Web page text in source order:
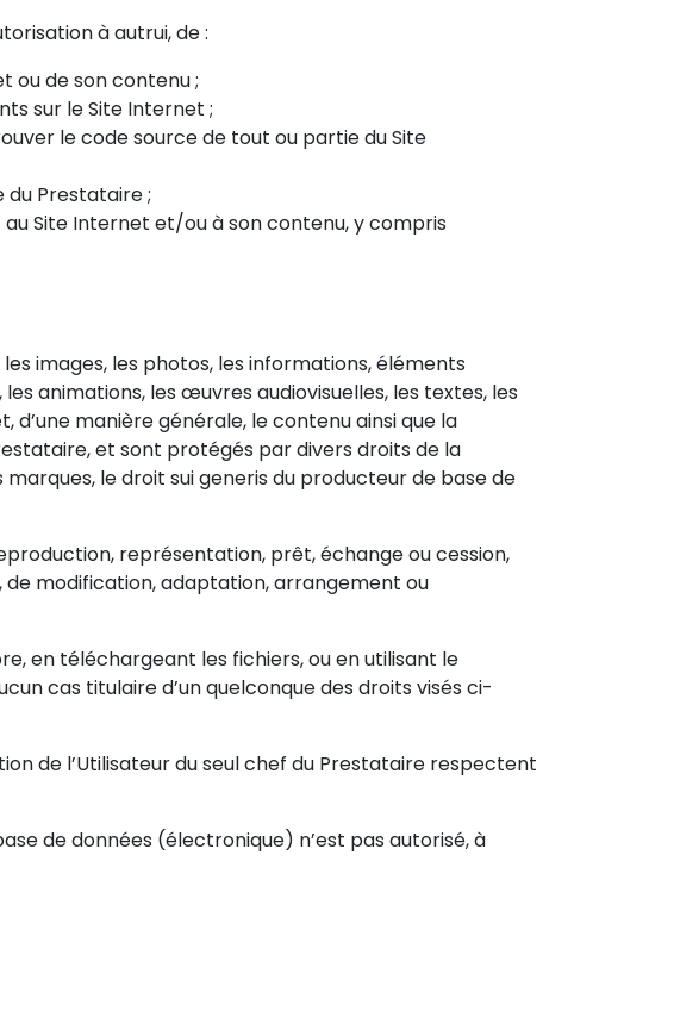
à autrui, de :
ou de son contenu ;
sur le Site Internet ;
le code source de tout ou partie du Site
Prestataire ;
Site Internet et/ou à son contenu, y compris
images, les photos, les informations, éléments
animations, les œuvres audiovisuelles, les textes, les
manière générale, le contenu ainsi que la
et sont protégés par divers droits de la
le droit sui generis du producteur de base de
représentation, prêt, échange ou cession,
modification, adaptation, arrangement ou
en téléchargeant les fichiers, ou en utilisant le
cas titulaire d’un quelconque des droits visés ci-
de l’Utilisateur du seul chef du Prestataire respectent
de données (électronique) n’est pas autorisé, à